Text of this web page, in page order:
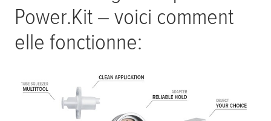
Power.Kit – voici comment
elle fonctionne: